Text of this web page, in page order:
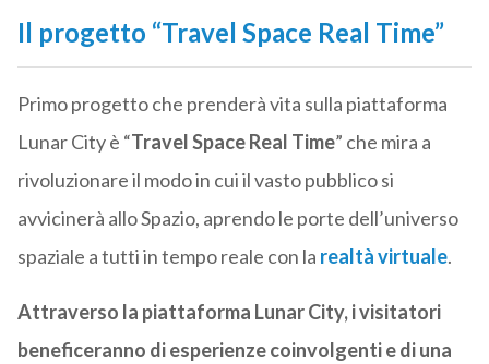
Il progetto “Travel Space Real Time”
Primo progetto che prenderà vita sulla piattaforma
Lunar City è “Travel Space Real Time” che mira a
rivoluzionare il modo in cui il vasto pubblico si
avvicinerà allo Spazio, aprendo le porte dell’universo
spaziale a tutti in tempo reale con la realtà virtuale.
Attraverso la piattaforma Lunar City, i visitatori
beneficeranno di esperienze coinvolgenti e di una